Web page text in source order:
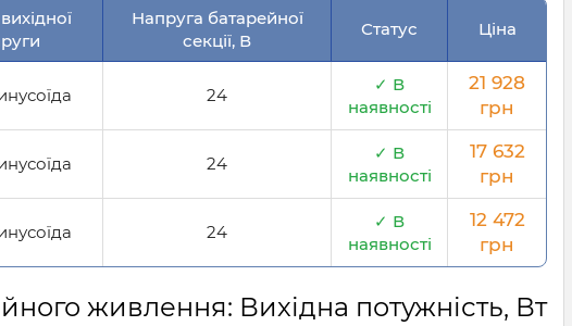
Напруга батарейної
секції, В
Статус Ціна
24
✓ В
наявності
21 928
грн
24
✓ В
наявності
17 632
грн
24
✓ В
наявності
12 472
грн
живлення: Вихідна потужність, Вт